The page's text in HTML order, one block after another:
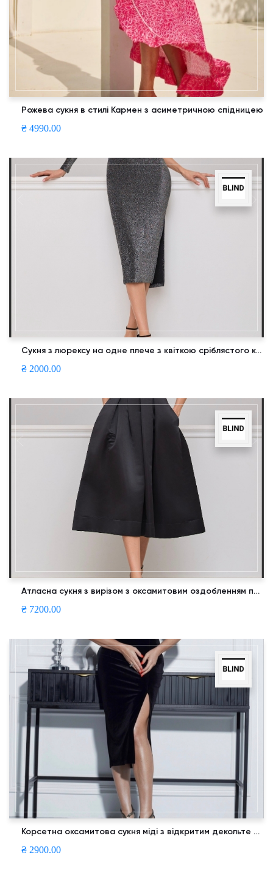
Рожева сукня в стилі Кармен з асиметричною спідницею
₴ 4990.00
Сукня з люрексу на одне плече з квіткою сріблястого кольору.
₴ 2000.00
Атласна сукня з вирізом з оксамитовим оздобленням по грудях
₴ 7200.00
Корсетна оксамитова сукня міді з відкритим декольте на бантом на шиї
₴ 2900.00